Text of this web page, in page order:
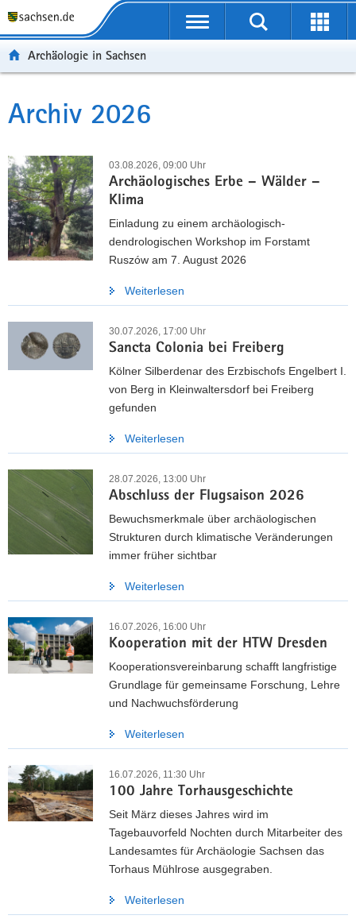
t
ü
r
g
r
e
i
f
N
a
n
t
n
i
g
a
t
i
o
p
n
l
t
t
e
f
o
r
m
a
t
t
-
r
e
i
c
h
Archäologie in Sachsen
Hauptinhalt
Archiv 2026
03.08.2026, 09:00 Uhr
Archäologisches Erbe – Wälder –
Klima
Einladung zu einem archäologisch-
dendrologischen Workshop im Forstamt
Ruszów am 7. August 2026
Weiterlesen
30.07.2026, 17:00 Uhr
Sancta Colonia bei Freiberg
Kölner Silberdenar des Erzbischofs Engelbert I.
von Berg in Kleinwaltersdorf bei Freiberg
gefunden
Weiterlesen
28.07.2026, 13:00 Uhr
Abschluss der Flugsaison 2026
Bewuchsmerkmale über archäologischen
Strukturen durch klimatische Veränderungen
immer früher sichtbar
Weiterlesen
16.07.2026, 16:00 Uhr
Kooperation mit der HTW Dresden
Kooperationsvereinbarung schafft langfristige
Grundlage für gemeinsame Forschung, Lehre
und Nachwuchsförderung
Weiterlesen
16.07.2026, 11:30 Uhr
100 Jahre Torhausgeschichte
Seit März dieses Jahres wird im
Tagebauvorfeld Nochten durch Mitarbeiter des
Landesamtes für Archäologie Sachsen das
Torhaus Mühlrose ausgegraben.
Weiterlesen